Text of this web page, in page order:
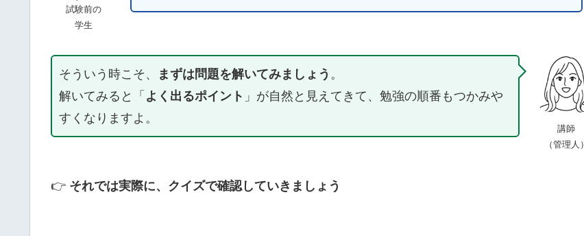
試験前の
学生
講師
（管理人）
そういう時こそ、 まずは問題を解いてみましょう 。
解いてみると「 よく出るポイント 」が自然と見えてきて、勉強の順番もつかみや
すくなりますよ。
👉 それでは実際に、クイズで確認していきましょう